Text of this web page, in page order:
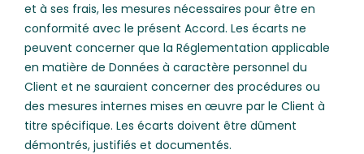
et à ses frais, les mesures nécessaires pour être en
conformité avec le présent Accord. Les écarts ne
peuvent concerner que la Réglementation applicable
en matière de Données à caractère personnel du
Client et ne sauraient concerner des procédures ou
des mesures internes mises en œuvre par le Client à
titre spécifique. Les écarts doivent être dûment
démontrés, justifiés et documentés.